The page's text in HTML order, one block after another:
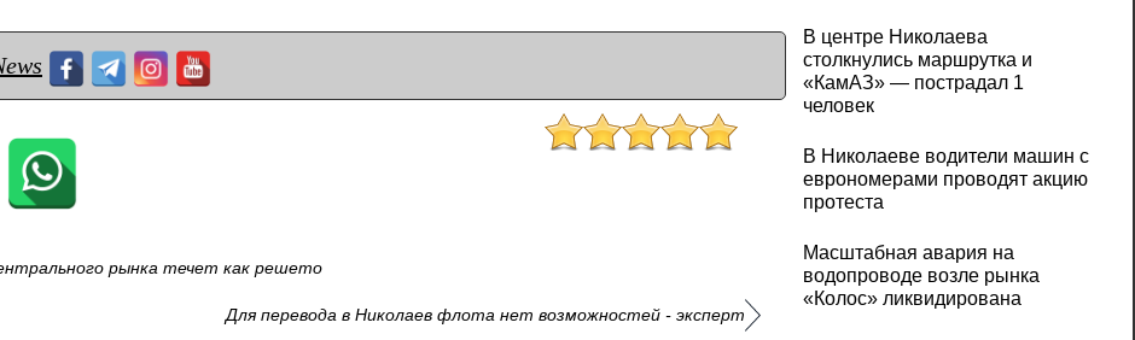
рынка течет как решето
Для перевода в Николаев флота нет возможностей - эксперт
В центре Николаева
столкнулись маршрутка и
«КамАЗ» — пострадал 1
человек
В Николаеве водители машин с
еврономерами проводят акцию
протеста
Масштабная авария на
водопроводе возле рынка
«Колос» ликвидирована